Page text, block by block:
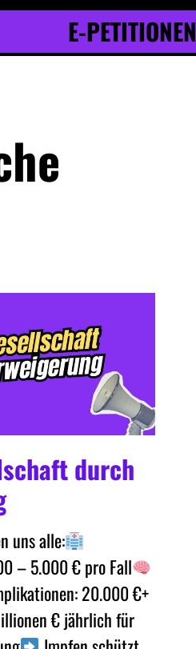
E-PETITIONEN
durch
uns alle:
– 5.000 € pro Fall
20.000 €+
€ jährlich für